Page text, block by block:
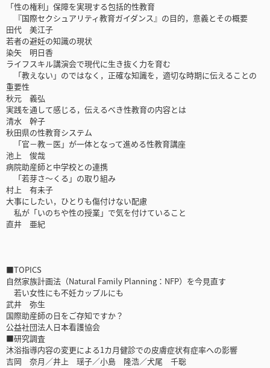
「性の権利」保障を実現する包括的性教育
『国際セクシュアリティ教育ガイダンス』の目的，意義とその概要
田代 美江子
若者の避妊の知識の現状
染矢 明日香
ライフスキル講演会で現代に生き抜く力を育む
「教えない」のではなく，正確な知識を，適切な時期に伝えることの
重要性
秋元 義弘
実践を通して感じる，伝えるべき性教育の内容とは
清水 幹子
秋田県の性教育システム
「官－教－医」が一体となって進める性教育講座
池上 俊哉
病院助産師と中学校との連携
「若芽さ～くる」の取り組み
村上 有未子
大事にしたい，ひとりも傷付けない配慮
私が「いのちや性の授業」で気を付けていること
直井 亜紀
■TOPICS
自然家族計画法（Natural Family Planning：NFP）を今見直す
若い女性にも不妊カップルにも
武井 弥生
国際助産師の日をご存知ですか？
公益社団法人日本看護協会
■研究調査
沐浴指導内容の変更による1カ月健診での皮膚症状有症率への影響
吉岡 奈月／井上 瑶子／小島 隆浩／犬尾 千聡